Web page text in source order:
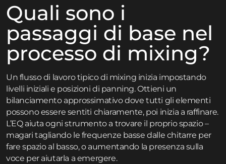
Quali sono i
passaggi di base nel
processo di mixing?
Un flusso di lavoro tipico di mixing inizia impostando
livelli iniziali e posizioni di panning. Ottieni un
bilanciamento approssimativo dove tutti gli elementi
possono essere sentiti chiaramente, poi inizia a raffinare.
L’EQ aiuta ogni strumento a trovare il proprio spazio –
magari tagliando le frequenze basse dalle chitarre per
fare spazio al basso, o aumentando la presenza sulla
voce per aiutarla a emergere.